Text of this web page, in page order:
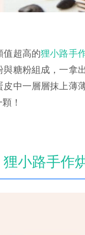
值超高的狸小路手
糖粉組成，一拿
中一層層抹上薄
！
狸小路手作